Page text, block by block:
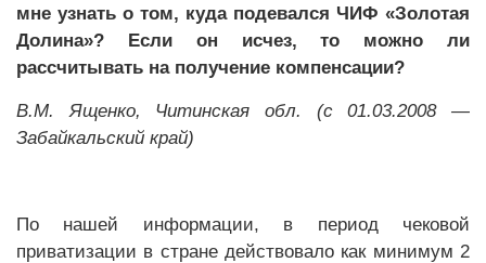
мне узнать о том, куда подевался ЧИФ «Золотая
Долина»? Если он исчез, то можно ли
рассчитывать на получение компенсации?
В.М. Ященко, Читинская обл. (с 01.03.2008 —
Забайкальский край)
По нашей информации, в период чековой
приватизации в стране действовало как минимум 2